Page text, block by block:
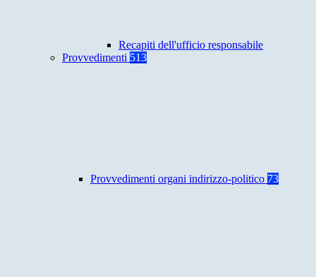
Recapiti dell'ufficio responsabile
Provvedimenti 513
Provvedimenti organi indirizzo-politico 73